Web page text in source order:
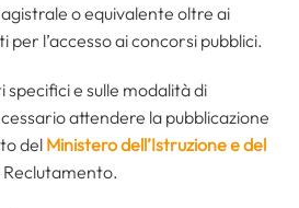
o equivalente oltre ai
per l’accesso ai concorsi pubblici.
specifici e sulle modalità di
attendere la pubblicazione
del Ministero dell’Istruzione e del
Reclutamento.